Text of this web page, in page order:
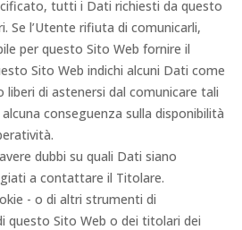
tutti i Dati richiesti da questo
Se l’Utente rifiuta di comunicarli,
per questo Sito Web fornire il
Sito Web indichi alcuni Dati come
di astenersi dal comunicare tali
conseguenza sulla disponibilità
dubbi su quali Dati siano
a contattare il Titolare.
- o di altri strumenti di
questo Sito Web o dei titolari dei